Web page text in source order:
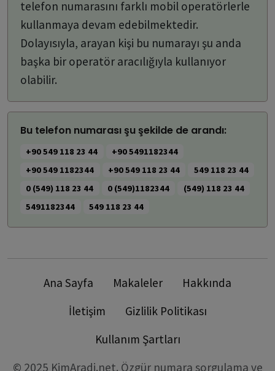
telefon numarasını farklı mobil operatörlerle
kullanmaya devam edebilmektedir.
Dolayısıyla, arayan kişi bu numarayı şu anda
başka bir operatör aracılığıyla kullanıyor
olabilir.
Bu telefon numarası şu şekilde de arandı:
+90 549 118 23 44
+90 5491182344
+90 549 1182344
+90 549 118 23 44
549 118 23 44
0 (549) 118 23 44
0 (549)1182344
(549) 118 23 44
5491182344
549 118 23 44
Ana Sayfa Makaleler
Hakkında
İletişim
Gizlilik Politikası
Kullanım Şartları
© 2025 KimAradi.net. Özgür numara sorgulama ve